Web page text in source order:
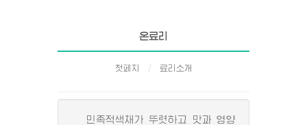
온료리
첫페지 료리소개
민족적색채가 뚜렷하고 맛과 영양